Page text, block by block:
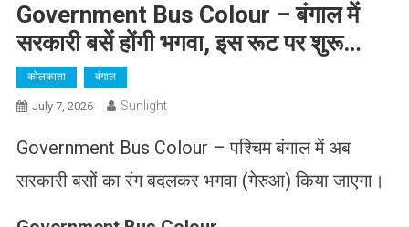
Government Bus Colour – बंगाल में
सरकारी बसें होंगी भगवा, इस रूट पर शुरू…
कोलकाता बंगाल
July 7, 2026 Sunlight
Government Bus Colour – पश्चिम बंगाल में अब
सरकारी बसों का रंग बदलकर भगवा (गेरुआ) किया जाएगा।